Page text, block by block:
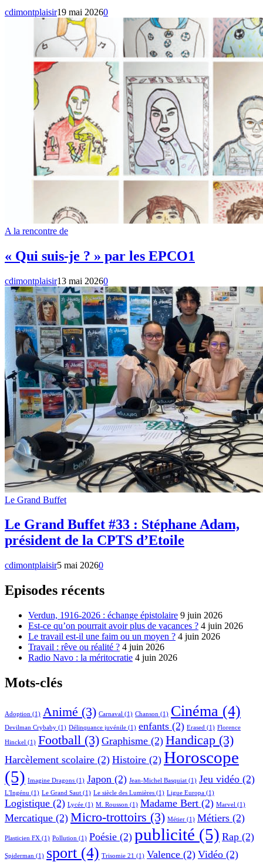
cdimontplaisir19 mai 20260
A la rencontre de
« Qui suis-je ? » par les EPCO1
cdimontplaisir13 mai 20260
Le Grand Buffet
Le Grand Buffet #33 : Stéphane Adam,
président de la CPTS d’Etoile
cdimontplaisir5 mai 20260
Episodes récents
Verdun, 1916-2026 : échange épistolaire 9 juin 2026
Est-ce qu’on pourrait avoir plus de vacances ? 4 juin 2026
Le travail est-il une faim ou un moyen ? 4 juin 2026
Travail : rêve ou réalité ? 4 juin 2026
Radio Navo : la méritocratie 4 juin 2026
Mots-clés
Adoption (1) Animé (3) Carnaval (1) Chanson (1) Cinéma (4)
Devilman Crybaby (1) Délinquance juvénile (1) enfants (2) Erased (1) Florence
Hinckel (1) Football (3) Graphisme (2) Handicap (3)
Harcèlement scolaire (2) Histoire (2) Horoscope
(5) Imagine Dragons (1) Japon (2) Jean-Michel Basquiat (1) Jeu vidéo (2)
L'Ingénu (1) Le Grand Saut (1) Le siècle des Lumières (1) Ligue Europa (1)
Logistique (2) Lycée (1) M. Rousson (1) Madame Bert (2) Marvel (1)
Mercatique (2) Micro-trottoirs (3) Métier (1) Métiers (2)
Plasticien FX (1) Pollution (1) Poésie (2) publicité (5) Rap (2)
Spiderman (1) sport (4) Trisomie 21 (1) Valence (2) Vidéo (2)